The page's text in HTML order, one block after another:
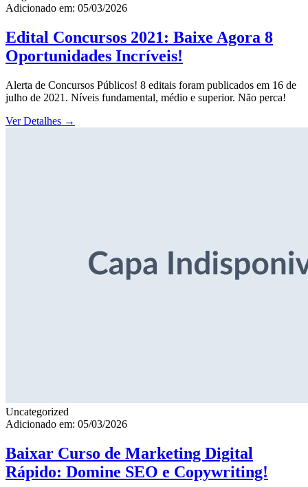
Adicionado em: 05/03/2026
Edital Concursos 2021: Baixe Agora 8
Oportunidades Incríveis!
Alerta de Concursos Públicos! 8 editais foram publicados em 16 de
julho de 2021. Níveis fundamental, médio e superior. Não perca!
Ver Detalhes →
Uncategorized
Adicionado em: 05/03/2026
Baixar Curso de Marketing Digital
Rápido: Domine SEO e Copywriting!